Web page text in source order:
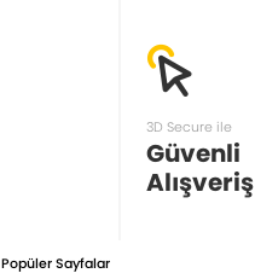
3D Secure ile
Güvenli
Alışveriş
Popüler Sayfalar